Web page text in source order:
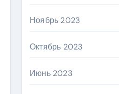
Ноябрь 2023
Октябрь 2023
Июнь 2023